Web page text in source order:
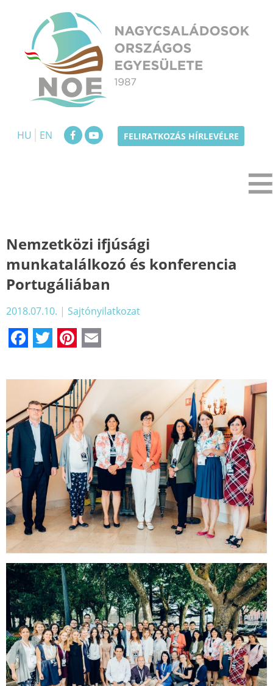
content
HU
EN FELIRATKOZÁS HÍRLEVÉLRE
Nemzetközi ifjúsági
munkatalálkozó és konferencia
Portugáliában
2018.07.10. | Sajtónyilatkozat
Facebook
TwitterPinterest